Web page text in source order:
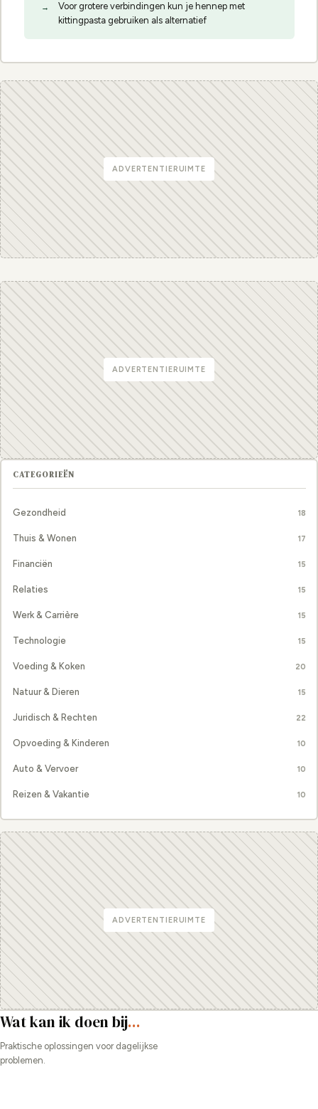
Voor grotere verbindingen kun je hennep met
kittingpasta gebruiken als alternatief
ADVERTENTIERUIMTE
ADVERTENTIERUIMTE
CATEGORIEËN
Gezondheid 18
Thuis & Wonen 17
Financiën 15
Relaties 15
Werk & Carrière 15
Technologie 15
Voeding & Koken 20
Natuur & Dieren 15
Juridisch & Rechten 22
Opvoeding & Kinderen 10
Auto & Vervoer 10
Reizen & Vakantie 10
ADVERTENTIERUIMTE
Wat kan ik doen bij...
Praktische oplossingen voor dagelijkse
problemen.